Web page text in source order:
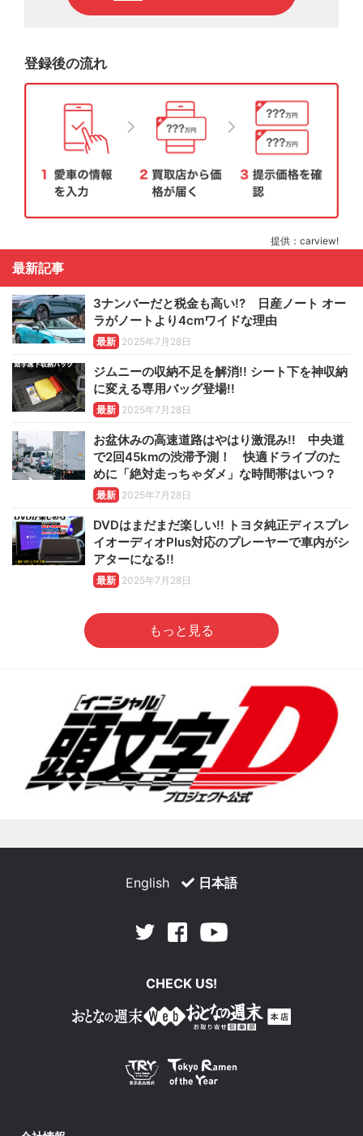
登録後の流れ
提供：carview!
最新記事
3ナンバーだと税金も高い!? 日産ノート オー
ラがノートより4cmワイドな理由
最新 2025年7月28日
ジムニーの収納不足を解消!! シート下を神収納
に変える専用バッグ登場!!
最新 2025年7月28日
お盆休みの高速道路はやはり激混み!! 中央道
で2回45kmの渋滞予測！ 快適ドライブのた
めに「絶対走っちゃダメ」な時間帯はいつ？
最新 2025年7月28日
DVDはまだまだ楽しい!! トヨタ純正ディスプレ
イオーディオPlus対応のプレーヤーで車内がシ
アターになる!!
最新 2025年7月28日
もっと見る
English 日本語
Twitter Facebook
CHECK US!